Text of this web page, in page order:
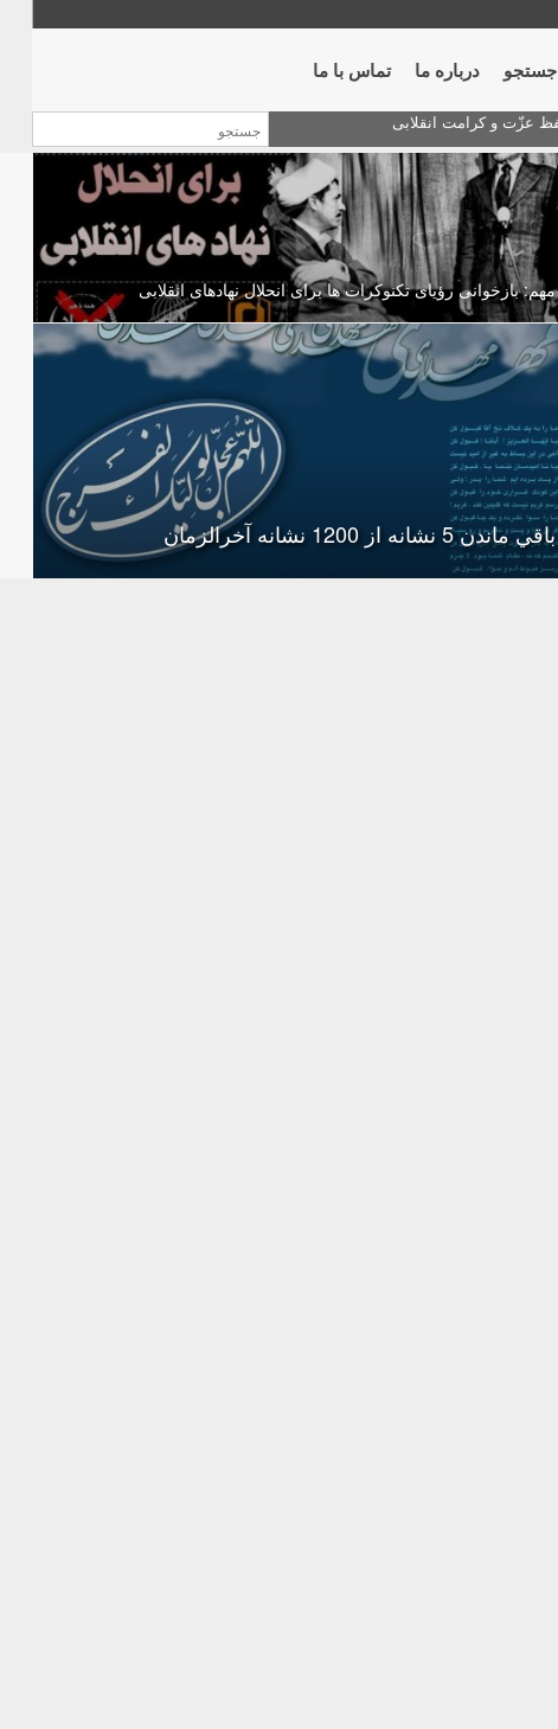
جستجو درباره ما تماس با ما
مهم: بازخوانی رؤیای تکنوکرات ها برای انحلال نهادهای انقلابی
باقي ماندن 5 نشانه از 1200 نشانه‌ آخرالزمان